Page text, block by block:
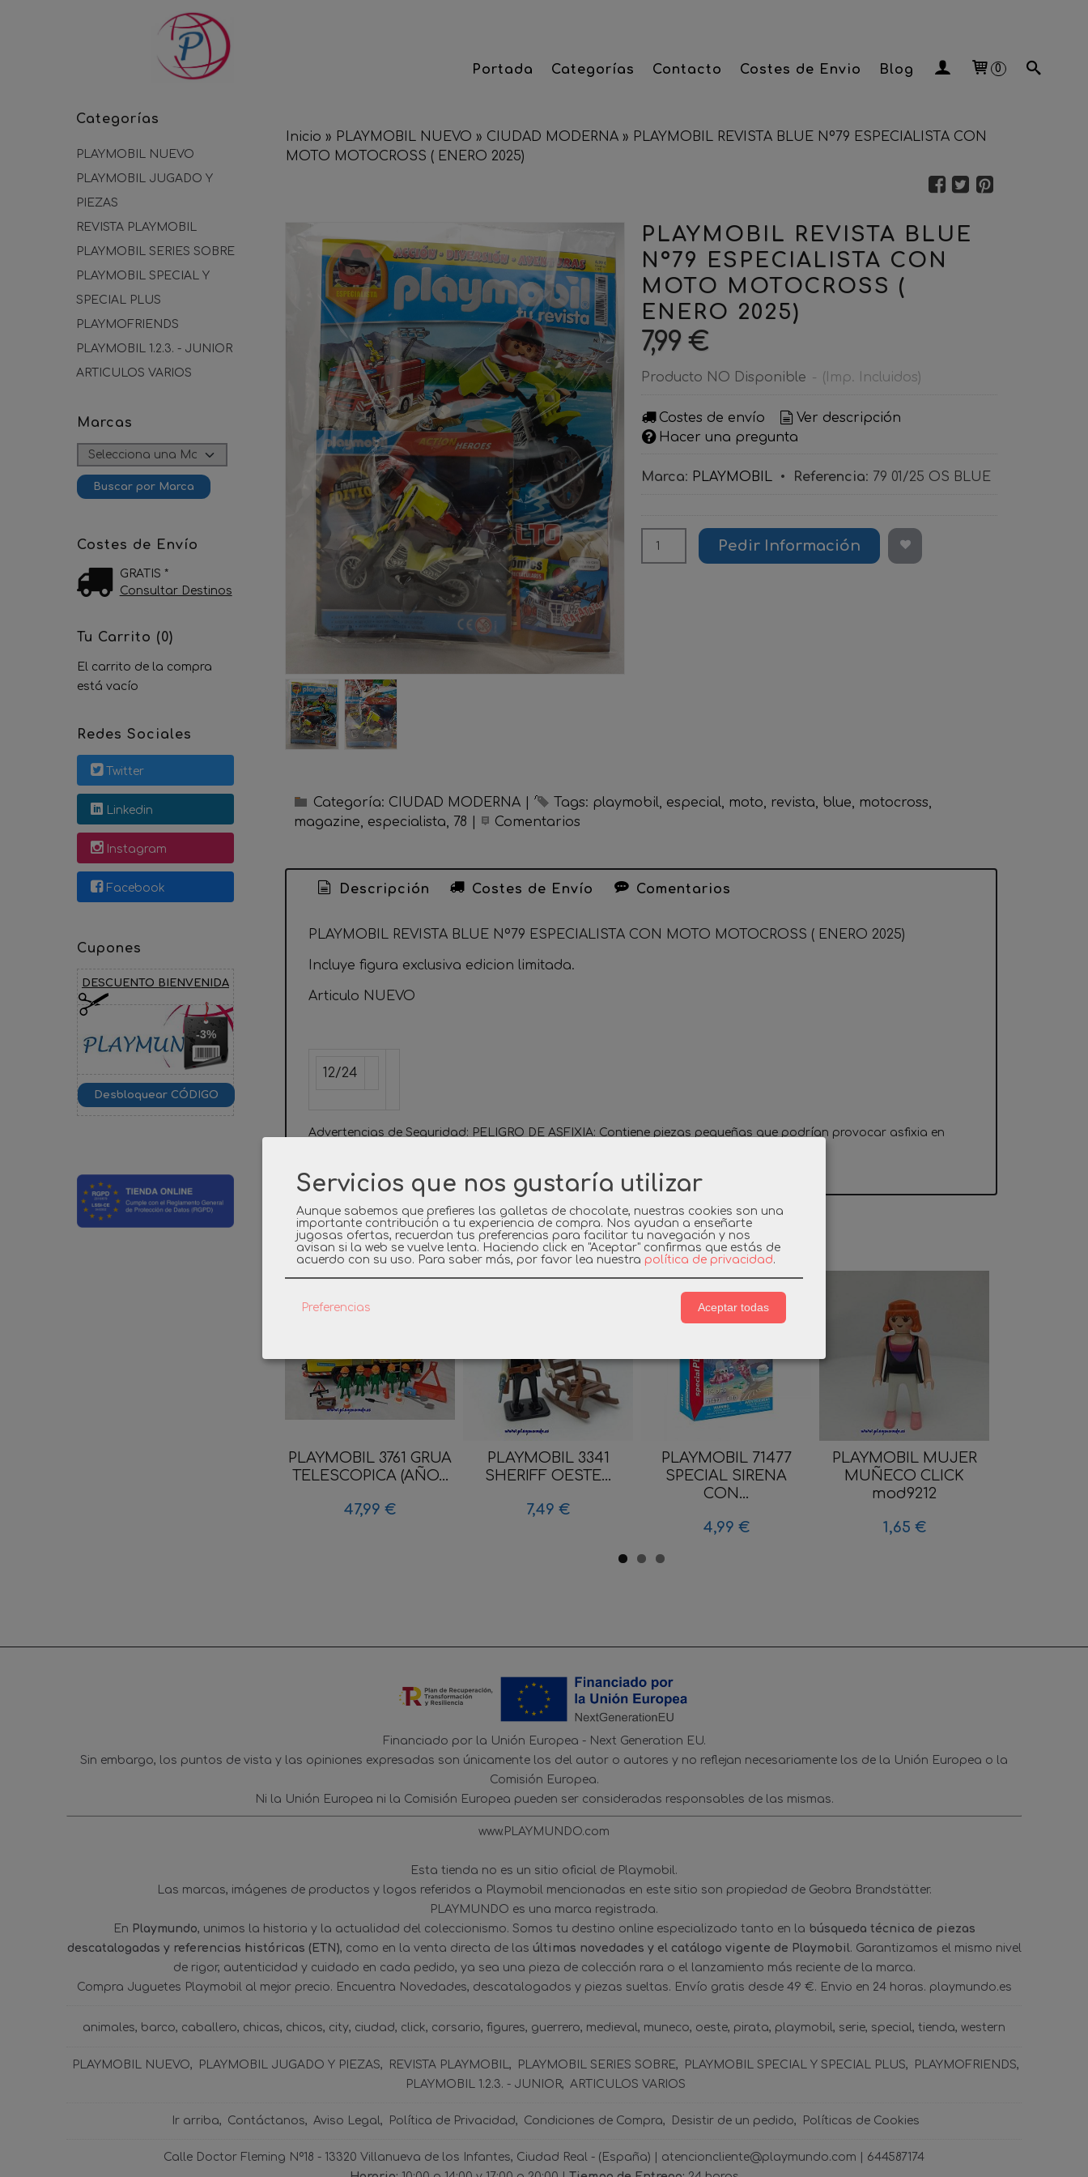
Portada Categorías Contacto Costes de Envio Blog 0
Categorías
PLAYMOBIL NUEVO
PLAYMOBIL JUGADO Y
PIEZAS
REVISTA PLAYMOBIL
PLAYMOBIL SERIES SOBRE
PLAYMOBIL SPECIAL Y
SPECIAL PLUS
PLAYMOFRIENDS
PLAYMOBIL 1.2.3. - JUNIOR
ARTICULOS VARIOS
Marcas
Costes de Envío
GRATIS *
Consultar Destinos
Tu Carrito (0)
El carrito de la compra
está vacío
Redes Sociales
Twitter
Linkedin
Instagram
Facebook
Cupones
DESCUENTO BIENVENIDA
-3%
Inicio » PLAYMOBIL NUEVO » CIUDAD MODERNA » PLAYMOBIL REVISTA BLUE Nº79 ESPECIALISTA CON
MOTO MOTOCROSS ( ENERO 2025)
PLAYMOBIL REVISTA BLUE
Nº79 ESPECIALISTA CON
MOTO MOTOCROSS (
ENERO 2025)
7,99 €
Producto NO Disponible - (Imp. Incluidos)
Costes de envío
Ver descripción
Hacer una pregunta
Marca: PLAYMOBIL • Referencia: 79 01/25 OS BLUE
Pedir Información
Categoría: CIUDAD MODERNA Tags: playmobil especial moto revista blue
motocross
magazine
especialista 78 Comentarios
Descripción Costes de Envío Comentarios
PLAYMOBIL REVISTA BLUE Nº79 ESPECIALISTA CON MOTO MOTOCROSS ( ENERO 2025)
Incluye figura exclusiva edicion limitada.
Articulo NUEVO
12/24
Advertencias de Seguridad: PELIGRO DE ASFIXIA: Contiene piezas pequeñas que podrían provocar asfixia en
Productos Relacionados
PLAYMOBIL 3761 GRUA
TELESCOPICA (AÑO...
47,99 €
PLAYMOBIL 3341
SHERIFF OESTE...
7,49 €
PLAYMOBIL 71477
SPECIAL SIRENA
CON...
4,99 €
PLAYMOBIL MUJER
MUÑECO CLICK
mod9212
1,65 €
Financiado por la Unión Europea - Next Generation EU.
Sin embargo, los puntos de vista y las opiniones expresadas son únicamente los del autor o autores y no reflejan necesariamente los de la Unión Europea o la
Comisión Europea.
Ni la Unión Europea ni la Comisión Europea pueden ser consideradas responsables de las mismas.
www.PLAYMUNDO.com
Esta tienda no es un sitio oficial de Playmobil.
Las marcas, imágenes de productos y logos referidos a Playmobil mencionadas en este sitio son propiedad de Geobra Brandstätter.
PLAYMUNDO es una marca registrada.
En Playmundo, unimos la historia y la actualidad del coleccionismo. Somos tu destino online especializado tanto en la búsqueda técnica de piezas
descatalogadas y referencias históricas (ETN), como en la venta directa de las últimas novedades y el catálogo vigente de Playmobil. Garantizamos el mismo nivel
de rigor, autenticidad y cuidado en cada pedido, ya sea una pieza de colección rara o el lanzamiento más reciente de la marca.
Compra Juguetes Playmobil al mejor precio. Encuentra Novedades, descatalogados y piezas sueltas. Envío gratis desde 49 €. Envio en 24 horas. playmundo.es
animales barco caballero chicas chicos city ciudad click corsario figures guerrero medieval muneco oeste pirata playmobil serie special tienda western
PLAYMOBIL NUEVO PLAYMOBIL JUGADO Y PIEZAS REVISTA PLAYMOBIL PLAYMOBIL SERIES SOBRE PLAYMOBIL SPECIAL Y SPECIAL PLUS
PLAYMOFRIENDS
PLAYMOBIL 1.2.3. - JUNIOR
ARTICULOS VARIOS
Ir arriba Contáctanos Aviso Legal Política de Privacidad Condiciones de Compra Desistir de un pedido Políticas de Cookies
Calle Doctor Fleming Nº18 - 13320 Villanueva de los Infantes, Ciudad Real - (España) | atencioncliente@playmundo.com | 644587174
Servicios que nos gustaría utilizar
Aunque sabemos que prefieres las galletas de chocolate, nuestras cookies son una
importante contribución a tu experiencia de compra. Nos ayudan a enseñarte
jugosas ofertas, recuerdan tus preferencias para facilitar tu navegación y nos
avisan si la web se vuelve lenta. Haciendo click en "Aceptar" confirmas que estás de
acuerdo con su uso. Para saber más, por favor lea nuestra política de privacidad.
Preferencias Aceptar todas